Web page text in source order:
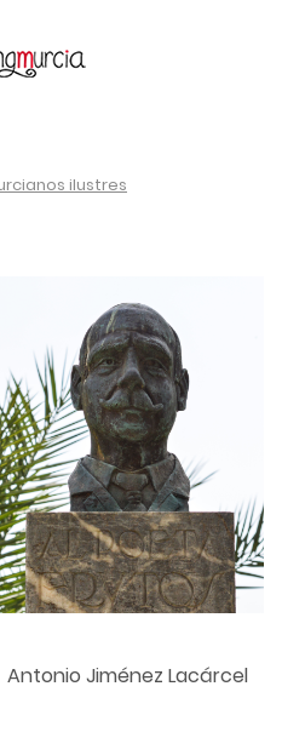
ilustres
Antonio Jiménez Lacárcel